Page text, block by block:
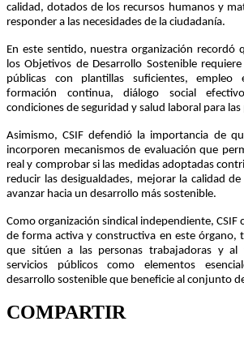
calidad, dotados de los recursos humanos y
responder a las necesidades de la ciudadanía.
En este sentido, nuestra organización recordó
los Objetivos de Desarrollo Sostenible
públicas con plantillas suficientes, empleo
formación continua, diálogo social
condiciones de seguridad y salud laboral para
Asimismo, CSIF defendió la importancia de
incorporen mecanismos de evaluación que
real y comprobar si las medidas adoptadas
reducir las desigualdades, mejorar la calidad
avanzar hacia un desarrollo más sostenible.
Como organización sindical independiente,
de forma activa y constructiva en este órgano,
que sitúen a las personas trabajadoras y al
servicios públicos como elementos
desarrollo sostenible que beneficie al conjunto
COMPARTIR